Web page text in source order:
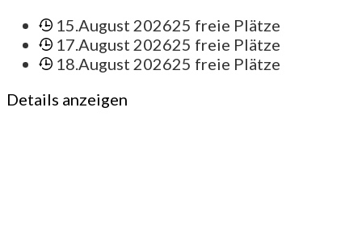
15.August 202625 freie Plätze
17.August 202625 freie Plätze
18.August 202625 freie Plätze
Details anzeigen